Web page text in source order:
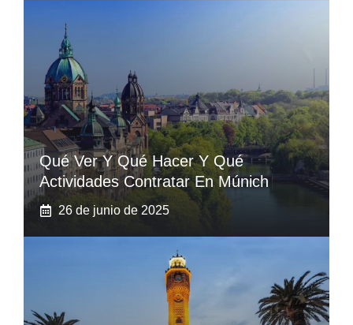
Qué Ver Y Qué Hacer Y Qué
Actividades Contratar En Múnich
26 de junio de 2025